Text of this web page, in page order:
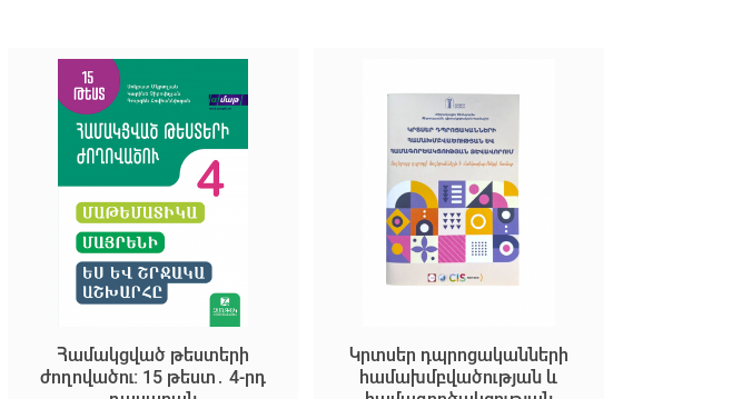
Համակցված թեստերի
ժողովածու: 15 թեստ․ 4-րդ
Կրտսեր դպրոցականների
համախմբվածության և